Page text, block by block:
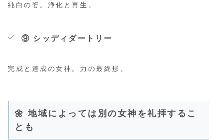
純白の姿。浄化と再生。
⑨ シッディダートリー
完成と達成の女神。力の最終形。
🌼 地域によっては別の女神を礼拝するこ
とも